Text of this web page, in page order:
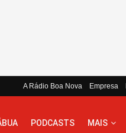
A Rádio Boa Nova Empresa
PODCASTS MAIS